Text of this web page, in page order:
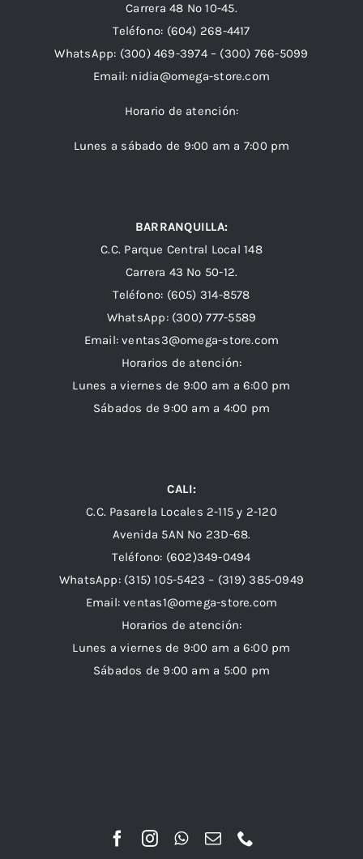
Carrera 48 Nº 10-45.
Teléfono: (604) 268-4417
WhatsApp: (300) 469-3974 – (300) 766-5099
Email: nidia@omega-store.com
Horario de atención:
Lunes a sábado de 9:00 am a 7:00 pm
BARRANQUILLA:
C.C. Parque Central Local 148
Carrera 43 Nº 50-12.
Teléfono: (605) 314-8578
WhatsApp: (300) 777-5589
Email: ventas3@omega-store.com
Horarios de atención:
Lunes a viernes de 9:00 am a 6:00 pm
Sábados de 9:00 am a 4:00 pm
CALI:
C.C. Pasarela Locales 2-115 y 2-120
Avenida 5AN Nº 23D-68.
Teléfono: (602)349-0494
WhatsApp: (315) 105-5423 – (319) 385-0949
Email:ventas1@omega-store.com
Horarios de atención:
Lunes a viernes de 9:00 am a 6:00 pm
Sábados de 9:00 am a 5:00 pm